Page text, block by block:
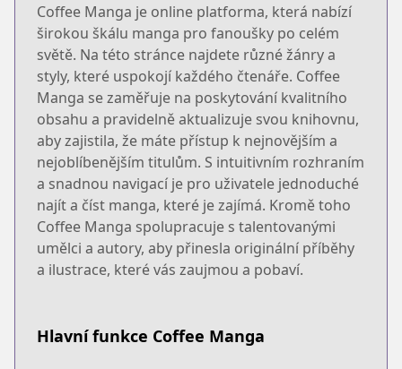
Coffee Manga je online platforma, která nabízí
širokou škálu manga pro fanoušky po celém
světě. Na této stránce najdete různé žánry a
styly, které uspokojí každého čtenáře. Coffee
Manga se zaměřuje na poskytování kvalitního
obsahu a pravidelně aktualizuje svou knihovnu,
aby zajistila, že máte přístup k nejnovějším a
nejoblíbenějším titulům. S intuitivním rozhraním
a snadnou navigací je pro uživatele jednoduché
najít a číst manga, které je zajímá. Kromě toho
Coffee Manga spolupracuje s talentovanými
umělci a autory, aby přinesla originální příběhy
a ilustrace, které vás zaujmou a pobaví.
Hlavní funkce Coffee Manga